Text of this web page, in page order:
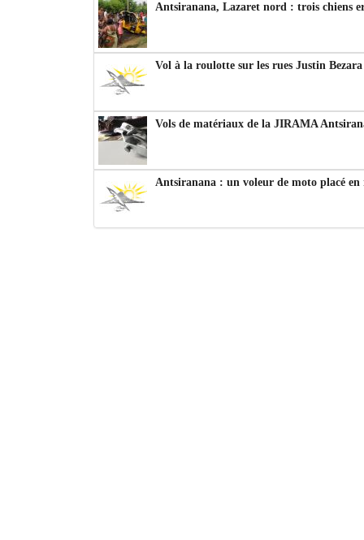
Antsiranana, Lazaret nord : trois chiens
Vol à la roulotte sur les rues Justin
Vols de matériaux de la JIRAMA
Antsiranana : un voleur de moto placé en